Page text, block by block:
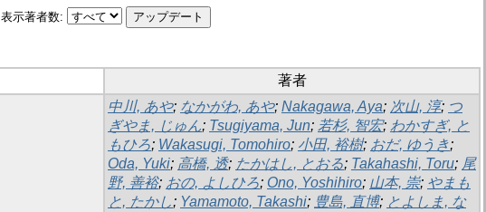
表示著者数:
著者
中川, あや; なかがわ, あや; Nakagawa, Aya; 次山, 淳; つ
ぎやま, じゅん; Tsugiyama, Jun; 若杉, 智宏; わかすぎ, と
もひろ; Wakasugi, Tomohiro; 小田, 裕樹; おだ, ゆうき;
Oda, Yuki; 高橋, 透; たかはし, とおる; Takahashi, Toru; 尾
野, 善裕; おの, よしひろ; Ono, Yoshihiro; 山本, 崇; やまも
と, たかし; Yamamoto, Takashi; 豊島, 直博; とよしま, な